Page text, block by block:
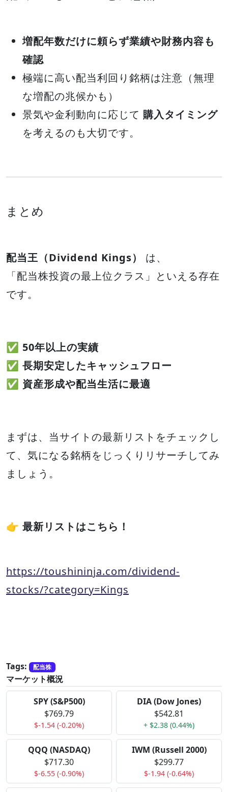
増配年数だけに頼らず業績や財務内容も
確認
極端に高い配当利回り銘柄は注意（無理
な増配の兆候かも）
景気や金利動向に応じて 購入タイミング
を考えるのも大切です。
まとめ
配当王（Dividend Kings）
は、
「配当株投資の最上位クラス」といえる存在
です。
✅ 50年以上の実績
✅ 長期安定したキャッシュフロー
✅ 資産形成や配当生活に最適
まずは、当サイトの最新リストをチェックし
て、気になる銘柄をじっくりリサーチしてみ
ましょう。
👉 最新リストはこちら！
https://toushininja.com/dividend-
stocks/?category=Kings
Tags: 配当株
マーケット概況
SPY (S&P500)
$769.79
$-1.54 (-0.20%)
DIA (Dow Jones)
$542.81
+ $2.38 (0.44%)
QQQ (NASDAQ)
$717.30
$-6.55 (-0.90%)
IWM (Russell 2000)
$299.77
$-1.94 (-0.64%)